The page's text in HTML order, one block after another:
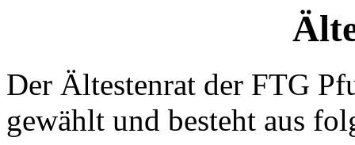
Der Ältestenrat der FTG
gewählt und besteht aus